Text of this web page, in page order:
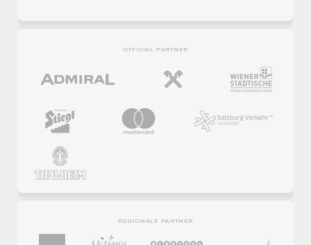
OFFICIAL PARTNER
REGIONALE PARTNER